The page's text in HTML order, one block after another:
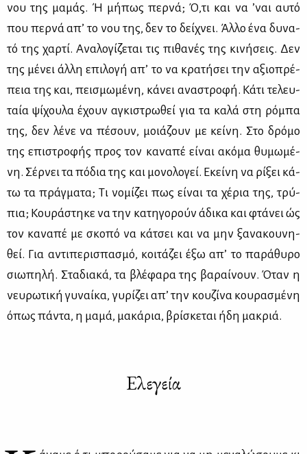
νου της μα­μάς. Ή μή­πως περ­νά; Ό,τι και να ’ναι αυ­τό
που περ­νά απ’ το νου της, δεν το δεί­χνει. Άλ­λο ένα δυ­να­
τό της χαρ­τί. Ανα­λο­γί­ζε­ται τις πι­θα­νές της κι­νή­σεις. Δεν
της μέ­νει άλ­λη επι­λο­γή απ’ το να κρα­τή­σει την αξιο­πρέ­
πεια της και, πει­σμω­μέ­νη, κά­νει ανα­στρο­φή. Κά­τι τε­λευ­
ταία ψί­χου­λα έχουν αγκι­στρω­θεί για τα κα­λά στη ρό­μπα
της, δεν λέ­νε να πέ­σουν, μοιά­ζουν με κεί­νη. Στο δρό­μο
της επι­στρο­φής προς τον κα­να­πέ εί­ναι ακό­μα θυ­μω­μέ­
νη. Σέρ­νει τα πό­δια της και μο­νο­λο­γεί. Εκεί­νη να ρί­ξει κά­
τω τα πράγ­μα­τα; Τι νο­μί­ζει πως εί­ναι τα χέ­ρια της, τρύ­
πια; Κου­ρά­στη­κε να την κα­τη­γο­ρούν άδι­κα και φτά­νει ώς
τον κα­να­πέ με σκο­πό να κά­τσει και να μην ξα­να­κου­νη­
θεί. Για αντι­πε­ρι­σπα­σμό, κοι­τά­ζει έξω απ’ το πα­ρά­θυ­ρο
σιω­πη­λή. Στα­δια­κά, τα βλέ­φα­ρα της βα­ραί­νουν. Όταν η
νευ­ρω­τι­κή γυ­ναί­κα, γυ­ρί­ζει απ’ την κου­ζί­να κου­ρα­σμέ­νη
όπως πά­ντα, η μα­μά, μα­κά­ρια, βρί­σκε­ται ήδη μα­κριά.
Ελεγεία